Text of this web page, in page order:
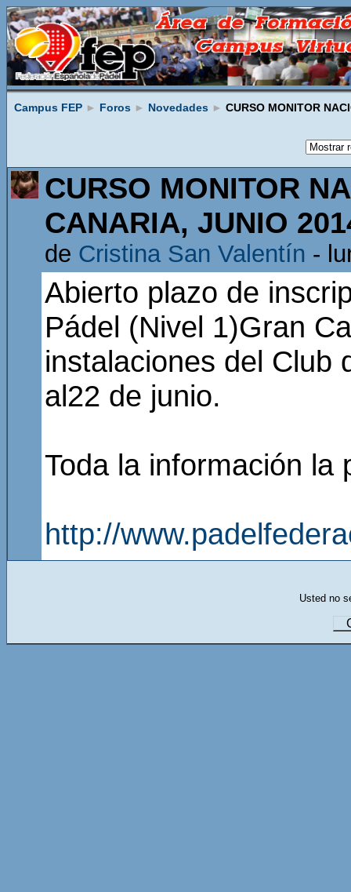
Campus FEP ► Foros ► Novedades ► CURSO MONITOR
CURSO MONITOR
CANARIA, JUNIO
de Cristina San Valentín -
Abierto plazo de
Pádel (Nivel 1)Gran
instalaciones del Club
al22 de junio.
Toda la información la
http://
Usted no